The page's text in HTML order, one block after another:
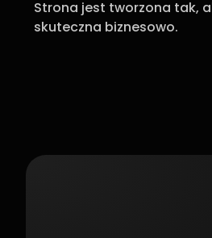
Strona jest tworzona tak,
skuteczna biznesowo.